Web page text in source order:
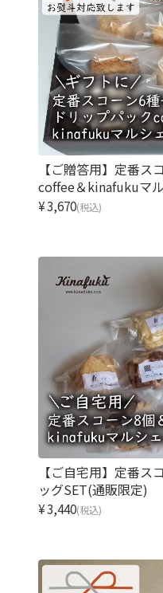
【ご贈答用】定番ス
coffee＆kinafukuマ
¥3,670(税込)
【ご自宅用】定番
ッグSET(通販限定)
¥3,440(税込)